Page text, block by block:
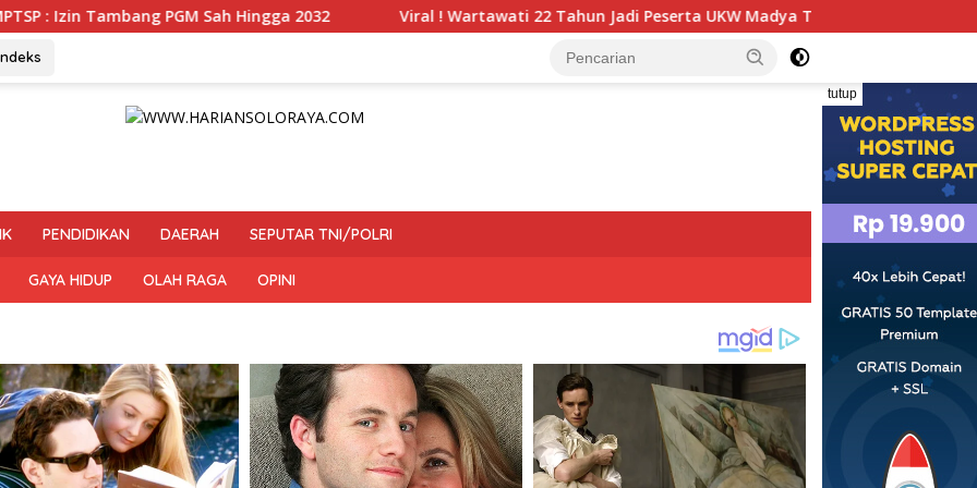
Sah Hingga 2032 Viral ! Wartawati 22 Tahun Jadi Peserta UKW Madya Termuda dan Lolos Kompeten, Buktikan Usia
tutup
PENDIDIKAN DAERAH SEPUTAR TNI/POLRI
GAYA HIDUP OLAH RAGA OPINI